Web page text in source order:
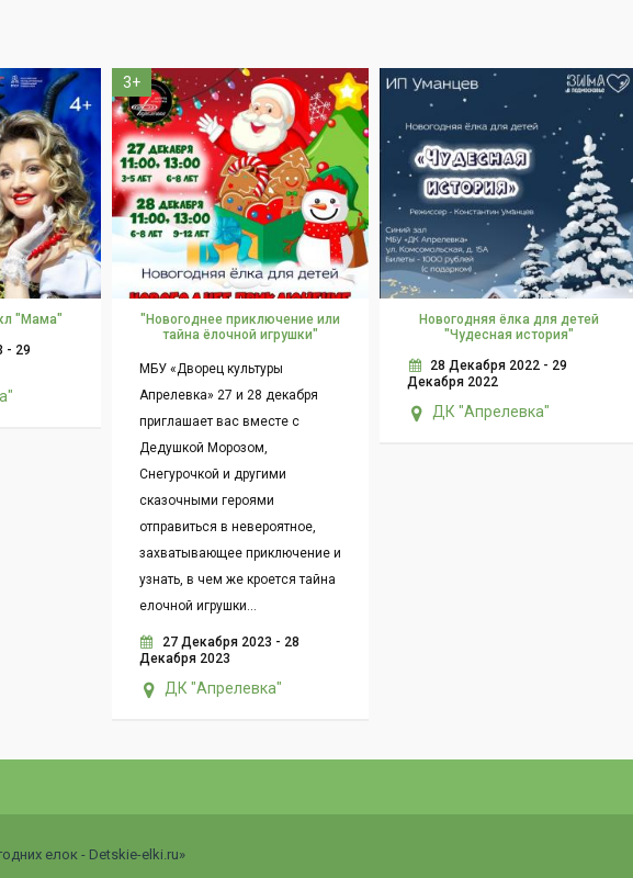
"Мама"
- 29
3+
"Новогоднее приключение или
тайна ёлочной игрушки"
МБУ «Дворец культуры
Апрелевка» 27 и 28 декабря
приглашает вас вместе с
Дедушкой Морозом,
Снегурочкой и другими
сказочными героями
отправиться в невероятное,
захватывающее приключение и
узнать, в чем же кроется тайна
елочной игрушки...
27 Декабря 2023 - 28
Декабря 2023
ДК "Апрелевка"
Новогодняя ёлка для детей
"Чудесная история"
28 Декабря 2022 - 29
Декабря 2022
ДК "Апрелевка"
елок - Detskie-elki.ru»